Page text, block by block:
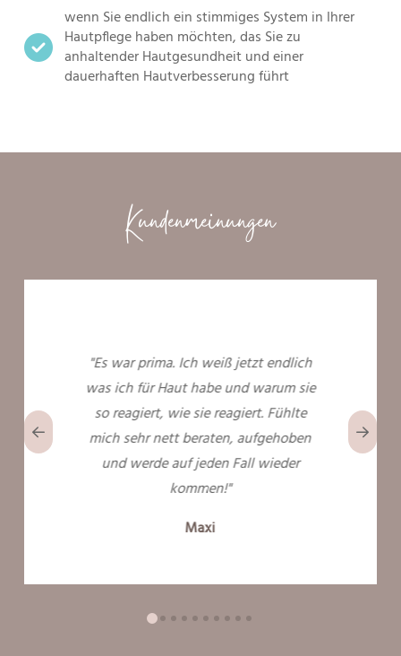
wenn Sie endlich ein stimmiges System in Ihrer
Hautpflege haben möchten, das Sie zu
anhaltender Hautgesundheit und einer
dauerhaften Hautverbesserung führt
Kundenmeinungen
"Es war prima. Ich weiß jetzt endlich
was ich für Haut habe und warum sie
so reagiert, wie sie reagiert. Fühlte
mich sehr nett beraten, aufgehoben
und werde auf jeden Fall wieder
kommen!"
Maxi
0 1 2 3 4 5 6 7 8 9